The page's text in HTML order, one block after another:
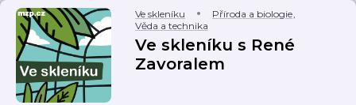
Ve skleníku Příroda a biologie,
Věda a technika
Ve skleníku s René
Zavoralem